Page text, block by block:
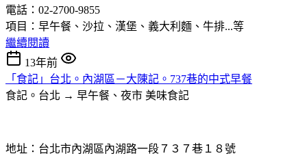
電話：02-2700-9855
項目：早午餐、沙拉、漢堡、義大利麵、牛排...等
繼續閱讀
13年前
「食記」台北。內湖區－大陳記。737巷的中式早餐
食記。台北 → 早午餐、夜市 美味食記
地址：台北市內湖區內湖路一段７３７巷１８號